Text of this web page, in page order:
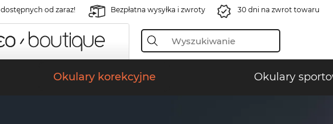
od zaraz! Bezpłatna wysyłka i zwroty 30 dni na zwrot towaru
Okulary korekcyjne Okulary